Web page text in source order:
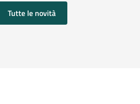
Tutte le novità